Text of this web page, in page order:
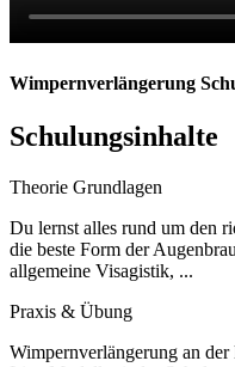
Wimpernverlängerung
Schulungsinhalte
Theorie Grundlagen
Du lernst alles rund um den
die beste Form der
allgemeine Visagistik, ...
Praxis & Übung
Wimpernverlängerung an